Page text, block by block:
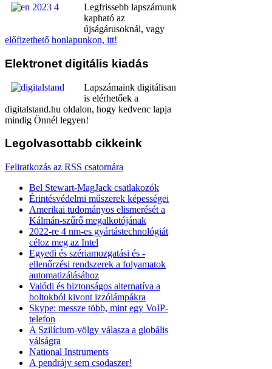
Legfrissebb lapszámunk
kapható az
újságárusoknál, vagy
előfizethető honlapunkon, itt!
Elektronet digitális kiadás
Lapszámaink digitálisan
is elérhetőek a
digitalstand.hu oldalon, hogy kedvenc lapja
mindig Önnél legyen!
Legolvasottabb cikkeink
Feliratkozás az RSS csatornára
Bel Stewart-MagJack csatlakozók
Érintésvédelmi műszerek képességei
Amerikai tudományos elismerését a
Kálmán-szűrő megalkotójának
2022-re 4 nm-es gyártástechnológiát
céloz meg az Intel
Egyedi és szériamozgatási és -
ellenőrzési rendszerek a folyamatok
automatizálásához
Valódi és biztonságos alternatíva a
boltokból kivont izzólámpákra
Skype: messze több, mint egy VoIP-
telefon
A Szilícium-völgy válasza a globális
válságra
National Instruments
A pendrájv sem csodaszer!